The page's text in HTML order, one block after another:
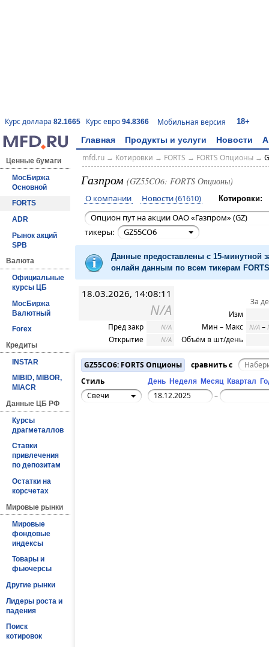
Курс доллара 82.1665 Курс евро 94.8366 Мобильная версия 18+
Главная Продукты и услуги Новости
Ценные бумаги
МосБиржа
Основной
FORTS
ADR
Рынок акций
SPB
Валюта
Официальные
курсы ЦБ
МосБиржа
Валютный
Forex
Кредиты
INSTAR
MIBID, MIBOR,
MIACR
Данные ЦБ РФ
Курсы
драгметаллов
Ставки
привлечения
по депозитам
Остатки на
корсчетах
Мировые рынки
Мировые
фондовые
индексы
Товары и
фьючерсы
Другие рынки
Лидеры роста и
падения
Поиск
котировок
mfd.ru→ Котировки → FORTS → FORTS Опционы→
Газпром (GZ55CO6: FORTS Опционы)
О компании Новости (61610) Котировки:
Опцион пут на акции ОАО «Газпром» (GZ)
тикеры:
GZ55CO6
Данные предоставлены с 15-минутной
онлайн данным по всем тикерам
18.03.2026, 14:08:11
N/A
Пред закр N/A
Открытие N/A
За
Изм
Мин – Макс
N/A –
Объём в шт/день
GZ55CO6: FORTS Опционы
сравнить с
Стиль
День Неделя Месяц Квартал
Свечи –